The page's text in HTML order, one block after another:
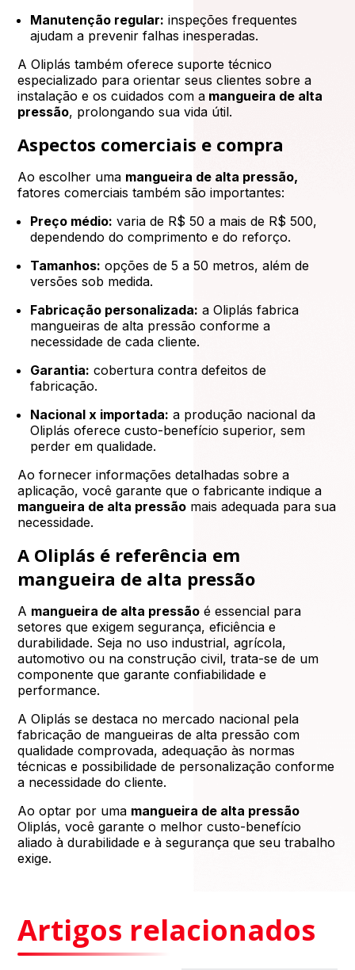
Manutenção regular: inspeções frequentes
ajudam a prevenir falhas inesperadas.
A Oliplás também oferece suporte técnico
especializado para orientar seus clientes sobre a
instalação e os cuidados com a mangueira de alta
pressão, prolongando sua vida útil.
Aspectos comerciais e compra
Ao escolher uma mangueira de alta pressão,
fatores comerciais também são importantes:
Preço médio: varia de R$ 50 a mais de R$ 500,
dependendo do comprimento e do reforço.
Tamanhos: opções de 5 a 50 metros, além de
versões sob medida.
Fabricação personalizada: a Oliplás fabrica
mangueiras de alta pressão conforme a
necessidade de cada cliente.
Garantia: cobertura contra defeitos de
fabricação.
Nacional x importada: a produção nacional da
Oliplás oferece custo-benefício superior, sem
perder em qualidade.
Ao fornecer informações detalhadas sobre a
aplicação, você garante que o fabricante indique a
mangueira de alta pressão mais adequada para sua
necessidade.
A Oliplás é referência em
mangueira de alta pressão
A mangueira de alta pressão é essencial para
setores que exigem segurança, eficiência e
durabilidade. Seja no uso industrial, agrícola,
automotivo ou na construção civil, trata-se de um
componente que garante confiabilidade e
performance.
A Oliplás se destaca no mercado nacional pela
fabricação de mangueiras de alta pressão com
qualidade comprovada, adequação às normas
técnicas e possibilidade de personalização conforme
a necessidade do cliente.
Ao optar por uma mangueira de alta pressão
Oliplás, você garante o melhor custo-benefício
aliado à durabilidade e à segurança que seu trabalho
exige.
Artigos relacionados